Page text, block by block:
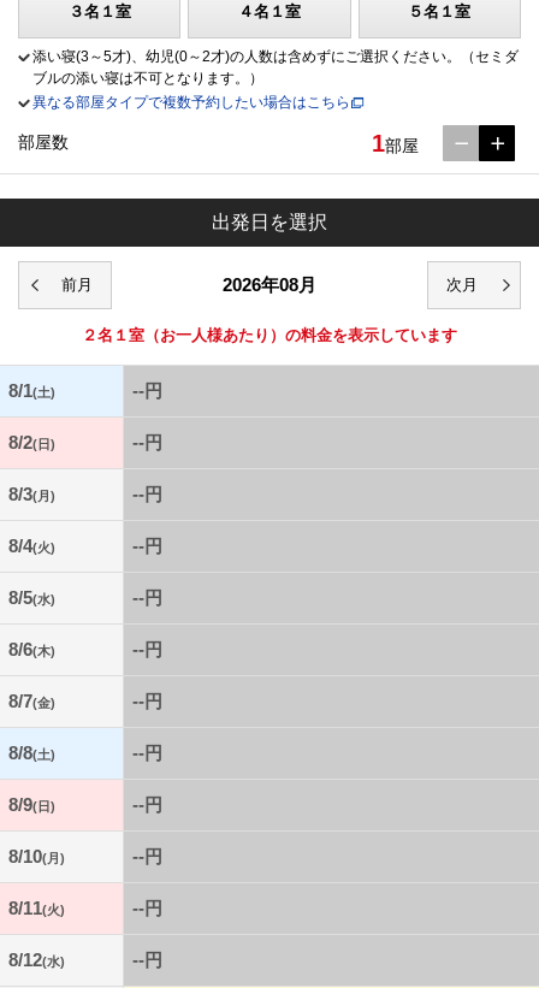
３名１室 ４名１室 ５名１室
添い寝(3～5才)、幼児(0～2才)の人数は含めずにご選択ください。（セミダ
ブルの添い寝は不可となります。）
異なる部屋タイプで複数予約したい場合はこちら
部屋数 1部屋
出発日を選択
2026年08月
２名１室 （お一人様あたり）の料金を表示しています
8/1(土) --円
8/2(日) --円
8/3(月) --円
8/4(火) --円
8/5(水) --円
8/6(木) --円
8/7(金) --円
8/8(土) --円
8/9(日) --円
8/10(月) --円
8/11(火) --円
8/12(水) --円